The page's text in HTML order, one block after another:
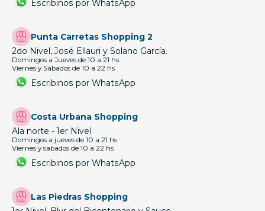
Escribinos por WhatsApp
Punta Carretas Shopping 2
2do Nivel, José Ellauri y Solano García.
Domingos a Jueves de 10 a 21 hs
Viernes y Sábados de 10 a 22 hs
Escribinos por WhatsApp
Costa Urbana Shopping
Ala norte - 1er Nivel
Domingos a jueves de 10 a 21 hs
Viernes y sabados de 10 a 22 hs
Escribinos por WhatsApp
Las Piedras Shopping